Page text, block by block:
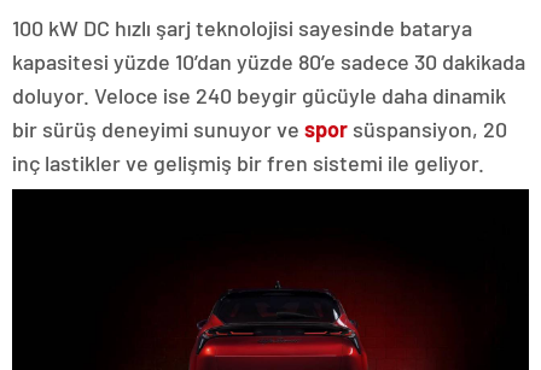
100 kW DC hızlı şarj teknolojisi sayesinde batarya
kapasitesi yüzde 10’dan yüzde 80’e sadece 30 dakikada
doluyor. Veloce ise 240 beygir gücüyle daha dinamik
bir sürüş deneyimi sunuyor ve spor süspansiyon, 20
inç lastikler ve gelişmiş bir fren sistemi ile geliyor.